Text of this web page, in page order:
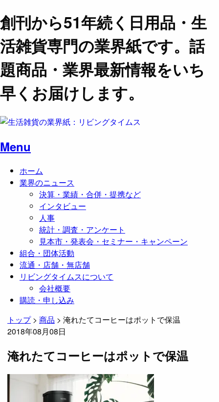
創刊から51年続く日用品・生
活雑貨専門の業界紙です。話
題商品・業界最新情報をいち
早くお届けします。
Menu
ホーム
業界のニュース
決算・業績・合併・提携など
インタビュー
人事
統計・調査・アンケート
見本市・発表会・セミナー・キャンペーン
組合・団体活動
流通・店舗・無店舗
リビングタイムスについて
会社概要
購読・申し込み
トップ> 商品 > 淹れたてコーヒーはポットで保温
2018年08月08日
淹れたてコーヒーはポットで保温